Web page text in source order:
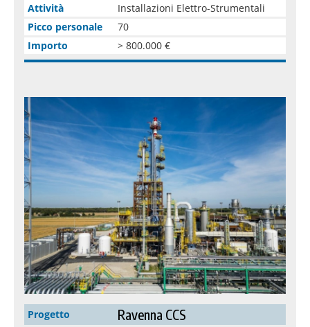
Attività
Installazioni Elettro-Strumentali
Picco personale
70
Importo
> 800.000 €
Progetto Ravenna CCS